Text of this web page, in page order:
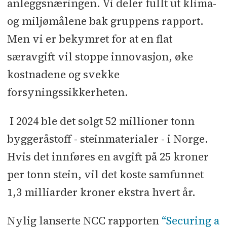
anleggsnæringen. Vi deler fullt ut klima-
og miljømålene bak gruppens rapport.
Men vi er bekymret for at en flat
særavgift vil stoppe innovasjon, øke
kostnadene og svekke
forsyningssikkerheten.
I 2024 ble det solgt 52 millioner tonn
byggeråstoff - steinmaterialer - i Norge.
Hvis det innføres en avgift på 25 kroner
per tonn stein, vil det koste samfunnet
1,3 milliarder kroner ekstra hvert år.
Nylig lanserte NCC rapporten “Securing a